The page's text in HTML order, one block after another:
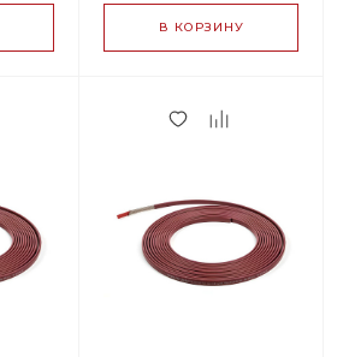
В КОРЗИНУ